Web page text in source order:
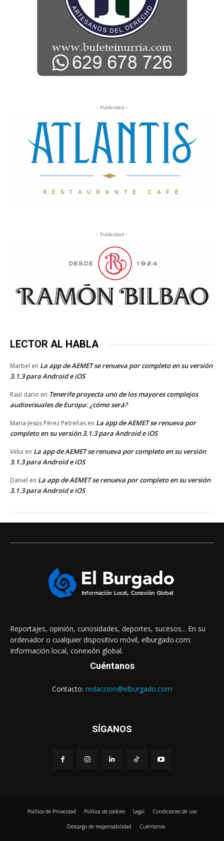
- Publicidad -
- Publicidad -
LECTOR AL HABLA
Marbel en La app de AEMET se renueva por completo en su versión
3.1.3 para Android e iOS
Raul dario en Tenerife proyecta uno de los mayores complejos
audiovisuales de Europa: ¿cómo será?
Maria Jesús Pérez Petreñas en La app de AEMET se renueva por
completo en su versión 3.1.3 para Android e iOS
Velia en La app de AEMET se renueva por completo en su versión
3.1.3 para Android e iOS
Daniel en La app de AEMET se renueva por completo en su versión
3.1.3 para Android e iOS
Reportajes, opinión, curiosidades, deportes, sucesos... En su
ordenador o cualquier dispositivo móvil, elburgado.com:
Información local, conexión global.
Cuéntanos
Contacto: redaccion@elburgado.com
SÍGANOS
Política de Privacidad Política de cookies Legal Condiciones de uso
Descargo de responsabilidad Cuéntanos